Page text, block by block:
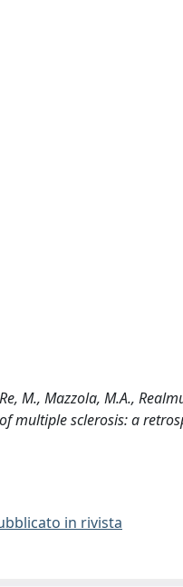
Re, M., Mazzola, M.A.,
sclerosis: a
in rivista